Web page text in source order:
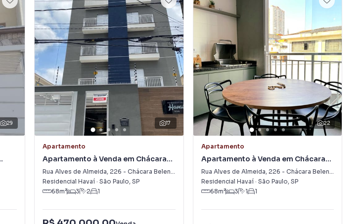
29 17
Apartamento
Apartamento à Venda em Chácara
Belenzinho
Rua Alves de Almeida, 226 - Chácara Belenzinho
Residencial Havaí · São Paulo, SP
68m² 3 2 1
22
Apartamento
Apartamento à Venda em Chácara
Belenzinho
Rua Alves de Almeida, 226 - Chácara Belenzinho
Residencial Havaí· São Paulo, SP
68m² 3 1 1